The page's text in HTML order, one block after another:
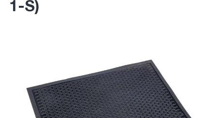
1-S)Согласен с обработкой персональных
ПЕРЕЗВОНИТЕ МНЕ
Согласен с обработкой персональных
данных в соответствии сполитикой
конфиденциальности